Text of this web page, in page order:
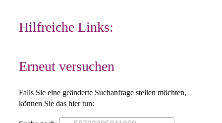
Hilfreiche Links:
Erneut versuchen
Falls Sie eine geänderte Suchanfrage stellen möchten,
können Sie das hier tun: